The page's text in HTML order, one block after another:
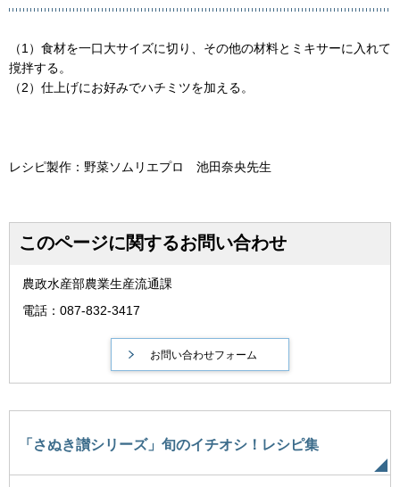
（1）食材を一口大サイズに切り、その他の材料とミキサーに入れて
撹拌する。
（2）仕上げにお好みでハチミツを加える。
レシピ製作：野菜ソムリエプロ 池田奈央先生
このページに関するお問い合わせ
農政水産部農業生産流通課
電話：087-832-3417
「さぬき讃シリーズ」旬のイチオシ！レシピ集